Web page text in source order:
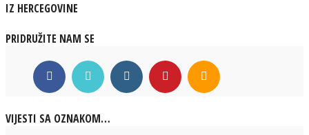
IZ HERCEGOVINE
PRIDRUŽITE NAM SE
VIJESTI SA OZNAKOM…